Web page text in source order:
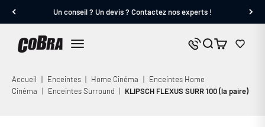
Un conseil ? Un devis ? Contactez nos experts !
Cobra.fr
Nous contacter
Panier
Accueil | Enceintes | Home Cinéma | Enceintes Home
Cinéma | Enceintes Surround | KLIPSCH FLEXUS SURR 100 (la paire)